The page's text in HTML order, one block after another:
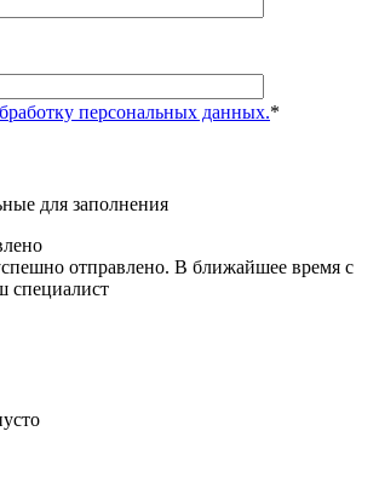
персональных данных.*
для заполнения
отправлено. В ближайшее время с
специалист